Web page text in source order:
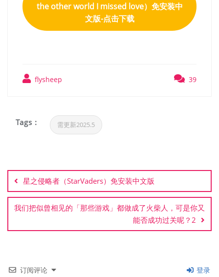
the other world I missed love）免安装中
文版-点击下载
flysheep 39
Tags : 需更新2025.5
章
导
航
星之侵略者（StarVaders）免安装中文版
我们把似曾相见的「那些游戏」都做成了火柴人，可是你又
能否成功过关呢？2
订阅评论 登录